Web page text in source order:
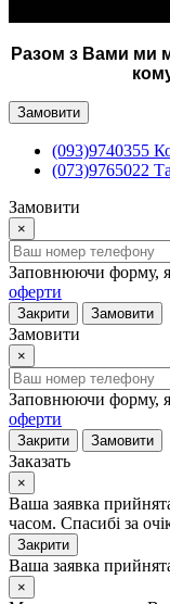
Разом з Вами ми
Замовити
(093)9740355
(073)9765022
Замовити
×
Заповнюючи форму,
оферти
Закрити Замовити
Замовити
×
Заповнюючи форму,
оферти
Закрити Замовити
Заказать
×
Ваша заявка
часом. Спасибі за
Закрити
Ваша заявка
×